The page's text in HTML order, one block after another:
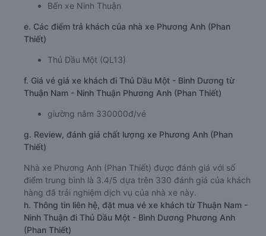
Bến xe Ninh Thuận
e. Các điểm trả khách của nhà xe Phương Anh (Phan
Thiết)
Thủ Dầu Một (QL13)
f. Giá vé giá xe khách đi Thủ Dầu Một - Bình Dương từ
Thuận Nam - Ninh Thuận Phương Anh (Phan Thiết)
giường nằm 330000đ/vé
g. Review, đánh giá chất lượng xe Phương Anh (Phan
Thiết)
Nhà xe Phương Anh (Phan Thiết) được đánh giá với số
điểm trung bình là 3.4/5 dựa trên 330 đánh giá của khách
hàng đã trải nghiệm dịch vụ của nhà xe này.
h. Thông tin liên hệ, đặt mua vé xe khách từ Thuận Nam -
Ninh Thuận đi Thủ Dầu Một - Bình Dương Phương Anh
(Phan Thiết)